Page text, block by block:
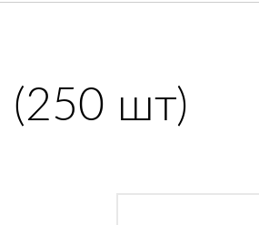
(250 шт)